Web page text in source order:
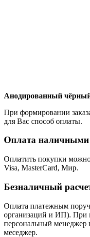
Анодированный
При формировании
для Вас способ оплаты.
Оплата наличными
Оплатить покупки
Visa, MasterCard, Мир.
Безналичный
Оплата платежным
организаций и ИП). При
персональный менеджер
меседжер.